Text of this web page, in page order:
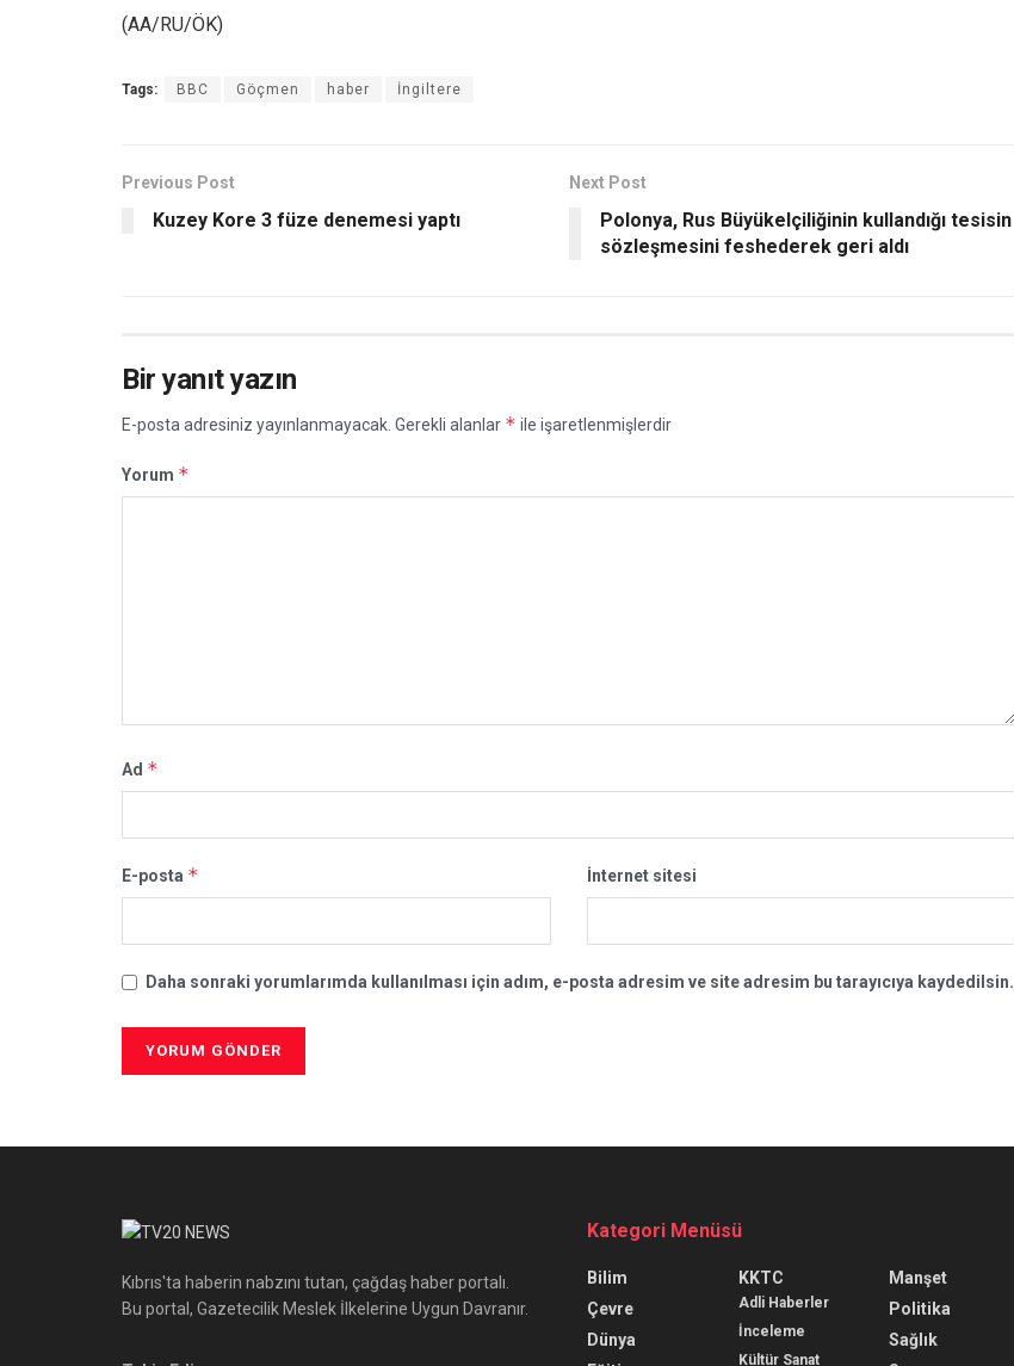
(AA/RU/ÖK)
Tags: BBC Göçmen haber İngiltere
Previous Post
Kuzey Kore 3 füze denemesi yaptı
Next Post
Polonya, Rus Büyükelçiliğinin kullandığı tesisin
sözleşmesini feshederek geri aldı
Bir yanıt yazın
E-posta adresiniz yayınlanmayacak. Gerekli alanlar * ile işaretlenmişlerdir
Yorum *
Ad *
E-posta * İnternet sitesi
Daha sonraki yorumlarımda kullanılması için adım, e-posta adresim ve site adresim bu tarayıcıya kaydedilsin.
Kıbrıs'ta haberin nabzını tutan, çağdaş haber portalı.
Bu portal, Gazetecilik Meslek İlkelerine Uygun Davranır.
Kategori Menüsü
Bilim
Çevre
Dünya
KKTC
Adli Haberler
İnceleme
Kültür Sanat
Manşet
Politika
Sağlık